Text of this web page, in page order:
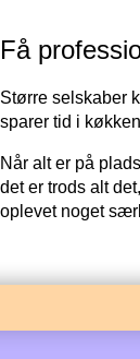
Få
Større selskaber
sparer tid i
Når alt er på
det er trods alt
oplevet noget